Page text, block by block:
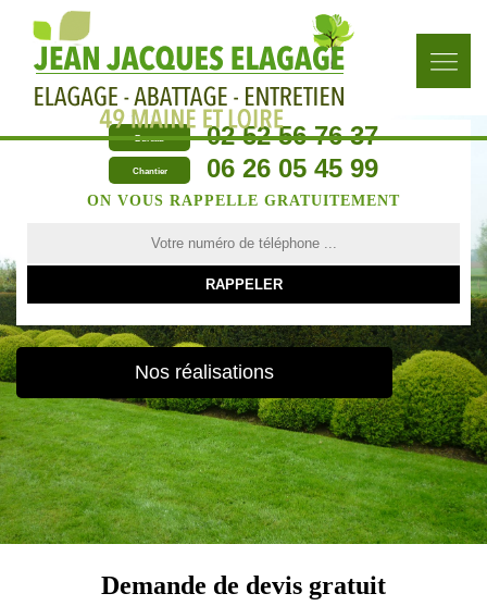
Bureau 02 52 56 76 37
Chantier 06 26 05 45 99
ON VOUS RAPPELLE GRATUITEMENT
Nos réalisations
Demande de devis gratuit